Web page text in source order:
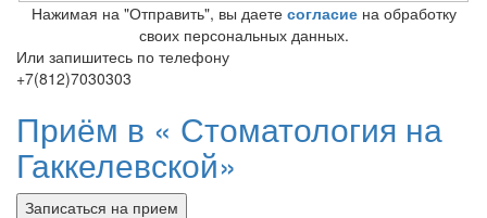
Нажимая на "Отправить", вы даете согласиена обработку
своих персональных данных.
Или запишитесь по телефону
+7(812)7030303
Приём в « Стоматология на
Гаккелевской»
Записаться на прием